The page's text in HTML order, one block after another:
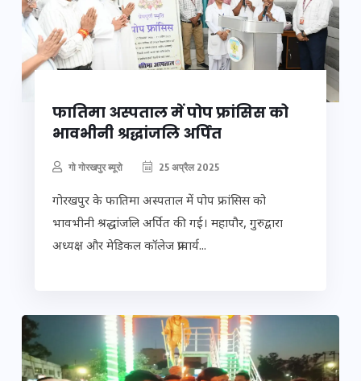
फातिमा अस्पताल में पोप फ्रांसिस को
भावभीनी श्रद्धांजलि अर्पित
गो गोरखपुर ब्यूरो 25 अप्रैल 2025
गोरखपुर के फातिमा अस्पताल में पोप फ्रांसिस को
भावभीनी श्रद्धांजलि अर्पित की गई। महापौर, गुरुद्वारा
अध्यक्ष और मेडिकल कॉलेज प्राचार्य...